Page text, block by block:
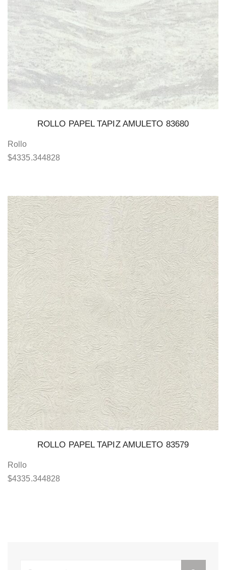
ROLLO PAPEL TAPIZ AMULETO 83680
Rollo
$4335.344828
ROLLO PAPEL TAPIZ AMULETO 83579
Rollo
$4335.344828